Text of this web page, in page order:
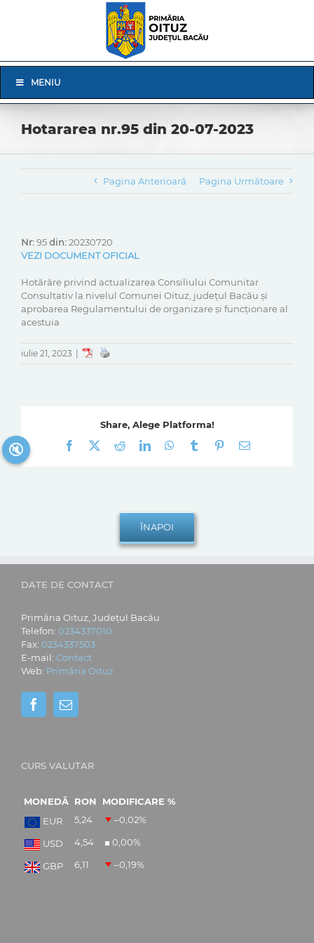
Navigation
MENIU
Hotararea nr.95 din 20-07-2023
Pagina Anterioară Pagina Următoare
Nr:95din:20230720
VEZI DOCUMENT OFICIAL
Hotărâre privind actualizarea Consiliului Comunitar
Consultativ la nivelul Comunei Oituz, județul Bacău și
aprobarea Regulamentului de organizare și funcționare al
acestuia
iulie 21, 2023
Share, Alege Platforma!
Facebook
RedditLinkedInWhatsApp
Tumblr Pinterest
E-
DATE DE CONTACT
Primăria Oituz, Județul Bacău
Telefon: 0234337010
Fax: 0234337503
E-mail: Contact
Web: Primăria Oituz
CURS VALUTAR
MONEDĂ RON
MODIFICARE %
EUR
5,24 –0,02%
USD 4,54 0,00%
GBP 6,11 –0,19%
🔇